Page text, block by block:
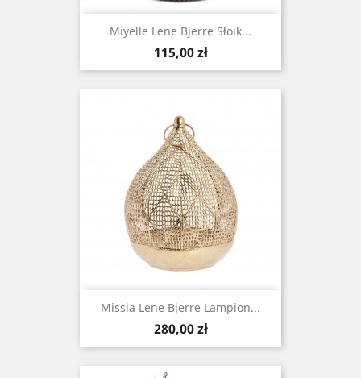
Miyelle Lene Bjerre Słoik...
Cena
115,00 zł
Missia Lene Bjerre Lampion...
Cena
280,00 zł